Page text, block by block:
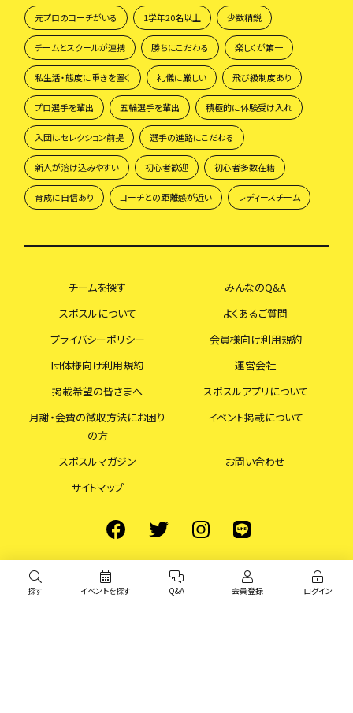
元プロのコーチがいる 1学年20名以上 少数精鋭
チームとスクールが連携 勝ちにこだわる 楽しくが第一
私生活・態度に重きを置く 礼儀に厳しい 飛び級制度あり
プロ選手を輩出 五輪選手を輩出 積極的に体験受け入れ
入団はセレクション前提 選手の進路にこだわる
新人が溶け込みやすい 初心者歓迎 初心者多数在籍
育成に自信あり コーチとの距離感が近い レディースチーム
チームを探す
みんなのQ&A
スポスルについて
よくあるご質問
プライバシーポリシー
会員様向け利用規約
団体様向け利用規約
運営会社
掲載希望の皆さまへ
スポスルアプリについて
月謝・会費の徴収方法にお困り
の方
イベント掲載について
スポスルマガジン
お問い合わせ
サイトマップ
探す イベントを探す Q&A 会員登録 ログイン